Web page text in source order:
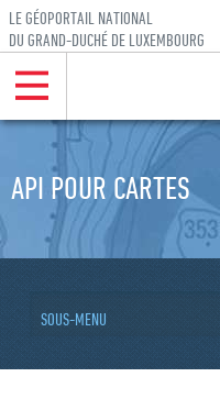
Aller à la navigation
Aller au contenu
LE GÉOPORTAIL NATIONAL
DU GRAND-DUCHÉ DE LUXEMBOURG
Menu
API POUR CARTES
SOUS-MENU